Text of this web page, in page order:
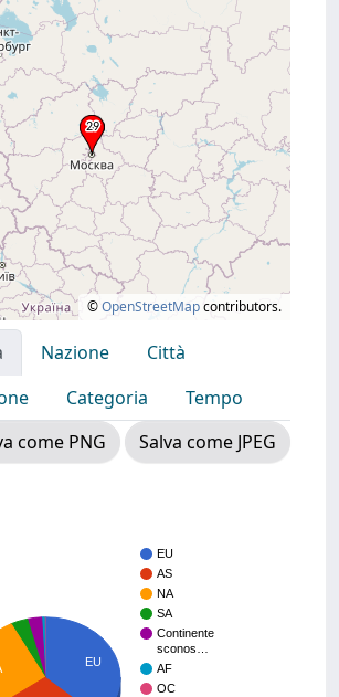
©OpenStreetMapcontributors.
Nazione
Città
Categoria
Tempo
come PNG
Salva come JPEG
EU
AS
NA
SA
Continente
sconos…
AF
OC
EU